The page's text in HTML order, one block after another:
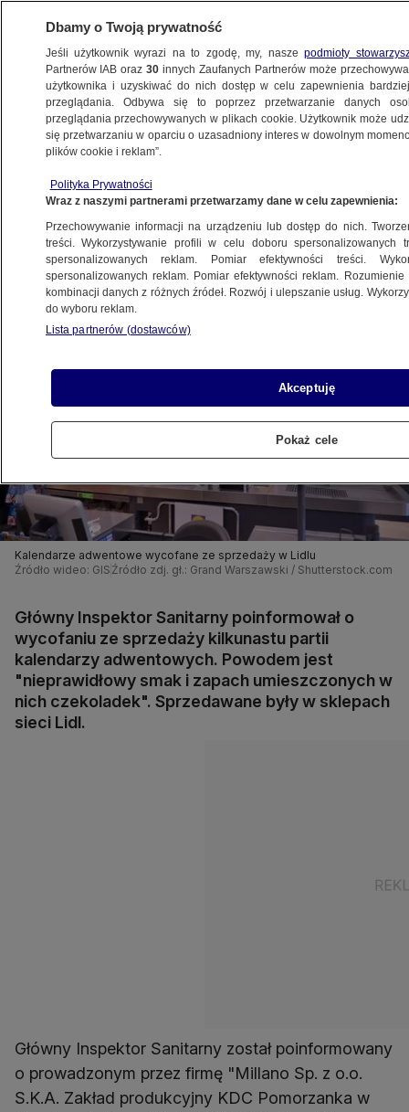
BIZNES
NAJNOWSZE
sprzedawane w znanej sieci wycofane
12.12.2024, 07:43
Udostępnij
Kalendarze adwentowe wycofane ze sprzedaży w Lidlu
Źródło wideo: GIS Źródło zdj. gł.: Grand Warszawski / Shutterstock.com
Główny Inspektor Sanitarny poinformował o
wycofaniu ze sprzedaży kilkunastu partii
kalendarzy adwentowych. Powodem jest
"nieprawidłowy smak i zapach umieszczonych w
nich czekoladek". Sprzedawane były w sklepach
sieci Lidl.
Główny Inspektor Sanitarny został poinformowany
o prowadzonym przez firmę "Millano Sp. z o.o.
S.K.A. Zakład produkcyjny KDC Pomorzanka w
Dbamy o Twoją prywatność
Jeśli użytkownik wyrazi na to zgodę, my, naszepodmioty
Partnerów IAB oraz30 innych Zaufanych Partnerów może
użytkownika i uzyskiwać do nich dostęp w celu zapewnienia
przeglądania. Odbywa się to poprzez przetwarzanie danych
przeglądania przechowywanych w plikach cookie. Użytkownik może
się przetwarzaniu w oparciu o uzasadniony interes w dowolnym
plików cookie i reklam”.
Polityka Prywatności
Wraz z naszymi partnerami przetwarzamy dane w celu zapewnienia:
Przechowywanie informacji na urządzeniu lub dostęp do nich.
treści. Wykorzystywanie profili w celu doboru spersonalizowanych
spersonalizowanych reklam. Pomiar efektywności treści.
spersonalizowanych reklam. Pomiar efektywności reklam.
kombinacji danych z różnych źródeł. Rozwój i ulepszanie usług.
do wyboru reklam.
Lista partnerów (dostawców)
Akceptuję
Pokaż cele